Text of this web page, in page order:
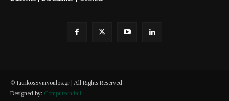
© IatrikosSymvoulos.gr | All Rights Reserved
Designed by: Computech4all